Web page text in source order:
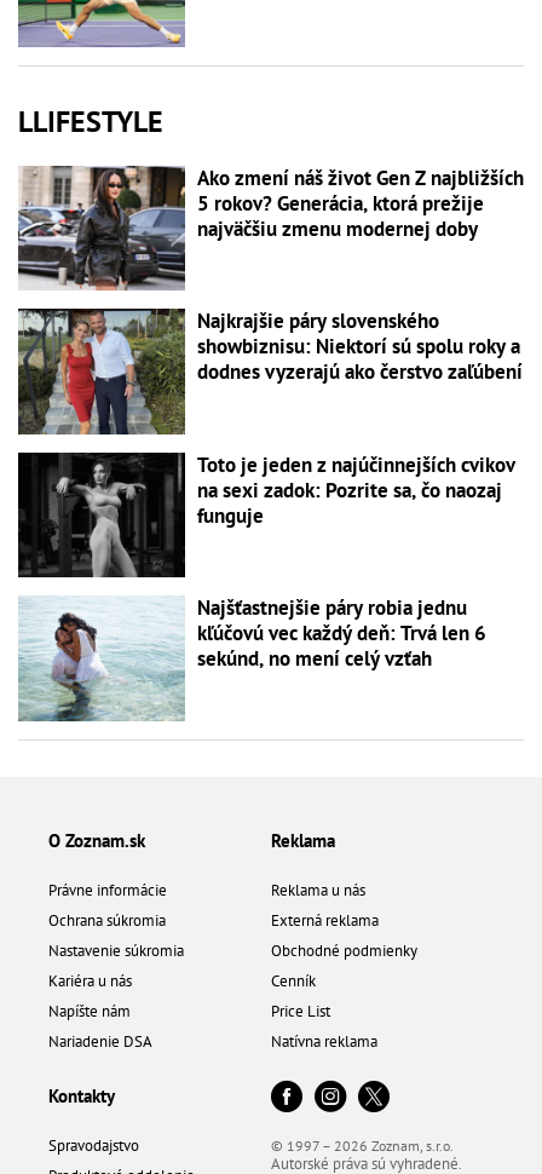
LLIFESTYLE
Ako zmení náš život Gen Z najbližších
5 rokov? Generácia, ktorá prežije
najväčšiu zmenu modernej doby
Najkrajšie páry slovenského
showbiznisu: Niektorí sú spolu roky a
dodnes vyzerajú ako čerstvo zaľúbení
Toto je jeden z najúčinnejších cvikov
na sexi zadok: Pozrite sa, čo naozaj
funguje
Najšťastnejšie páry robia jednu
kľúčovú vec každý deň: Trvá len 6
sekúnd, no mení celý vzťah
O Zoznam.sk
Právne informácie
Ochrana súkromia
Nastavenie súkromia
Kariéra u nás
Napíšte nám
Nariadenie DSA
Reklama
Reklama u nás
Externá reklama
Obchodné podmienky
Cenník
Price List
Natívna reklama
Kontakty
Spravodajstvo
© 1997 – 2026 Zoznam, s.r.o.
Autorské práva sú vyhradené.